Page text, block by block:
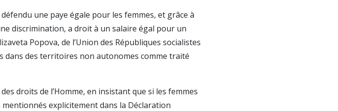
une paye égale pour les femmes, et grâce à
discrimination, a droit à un salaire égal pour un
Popova, de l’Union des Républiques socialistes
dans des territoires non autonomes comme traité
droits de l’Homme, en insistant que si les femmes
explicitement dans la Déclaration